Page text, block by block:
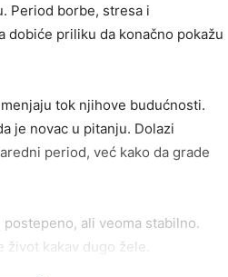
Period borbe, stresa i
dobiće priliku da konačno pokažu
tok njihove budućnosti.
je novac u pitanju. Dolazi
period, već kako da grade
ali veoma stabilno.
kakav dugo žele.